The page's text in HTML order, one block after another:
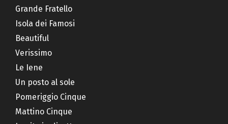
Grande Fratello
Isola dei Famosi
Beautiful
Verissimo
Le Iene
Un posto al sole
Pomeriggio Cinque
Mattino Cinque